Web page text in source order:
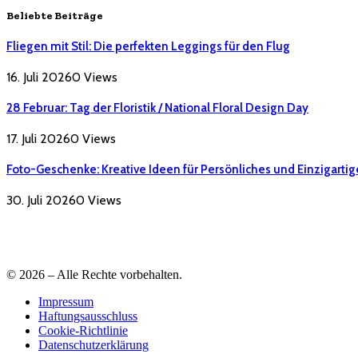
Beliebte Beiträge
Fliegen mit Stil: Die perfekten Leggings für den Flug
16. Juli 20260 Views
28 Februar: Tag der Floristik / National Floral Design Day
17. Juli 20260 Views
Foto-Geschenke: Kreative Ideen für Persönliches und
30. Juli 20260 Views
© 2026 – Alle Rechte vorbehalten.
Impressum
Haftungsausschluss
Cookie-Richtlinie
Datenschutzerklärung